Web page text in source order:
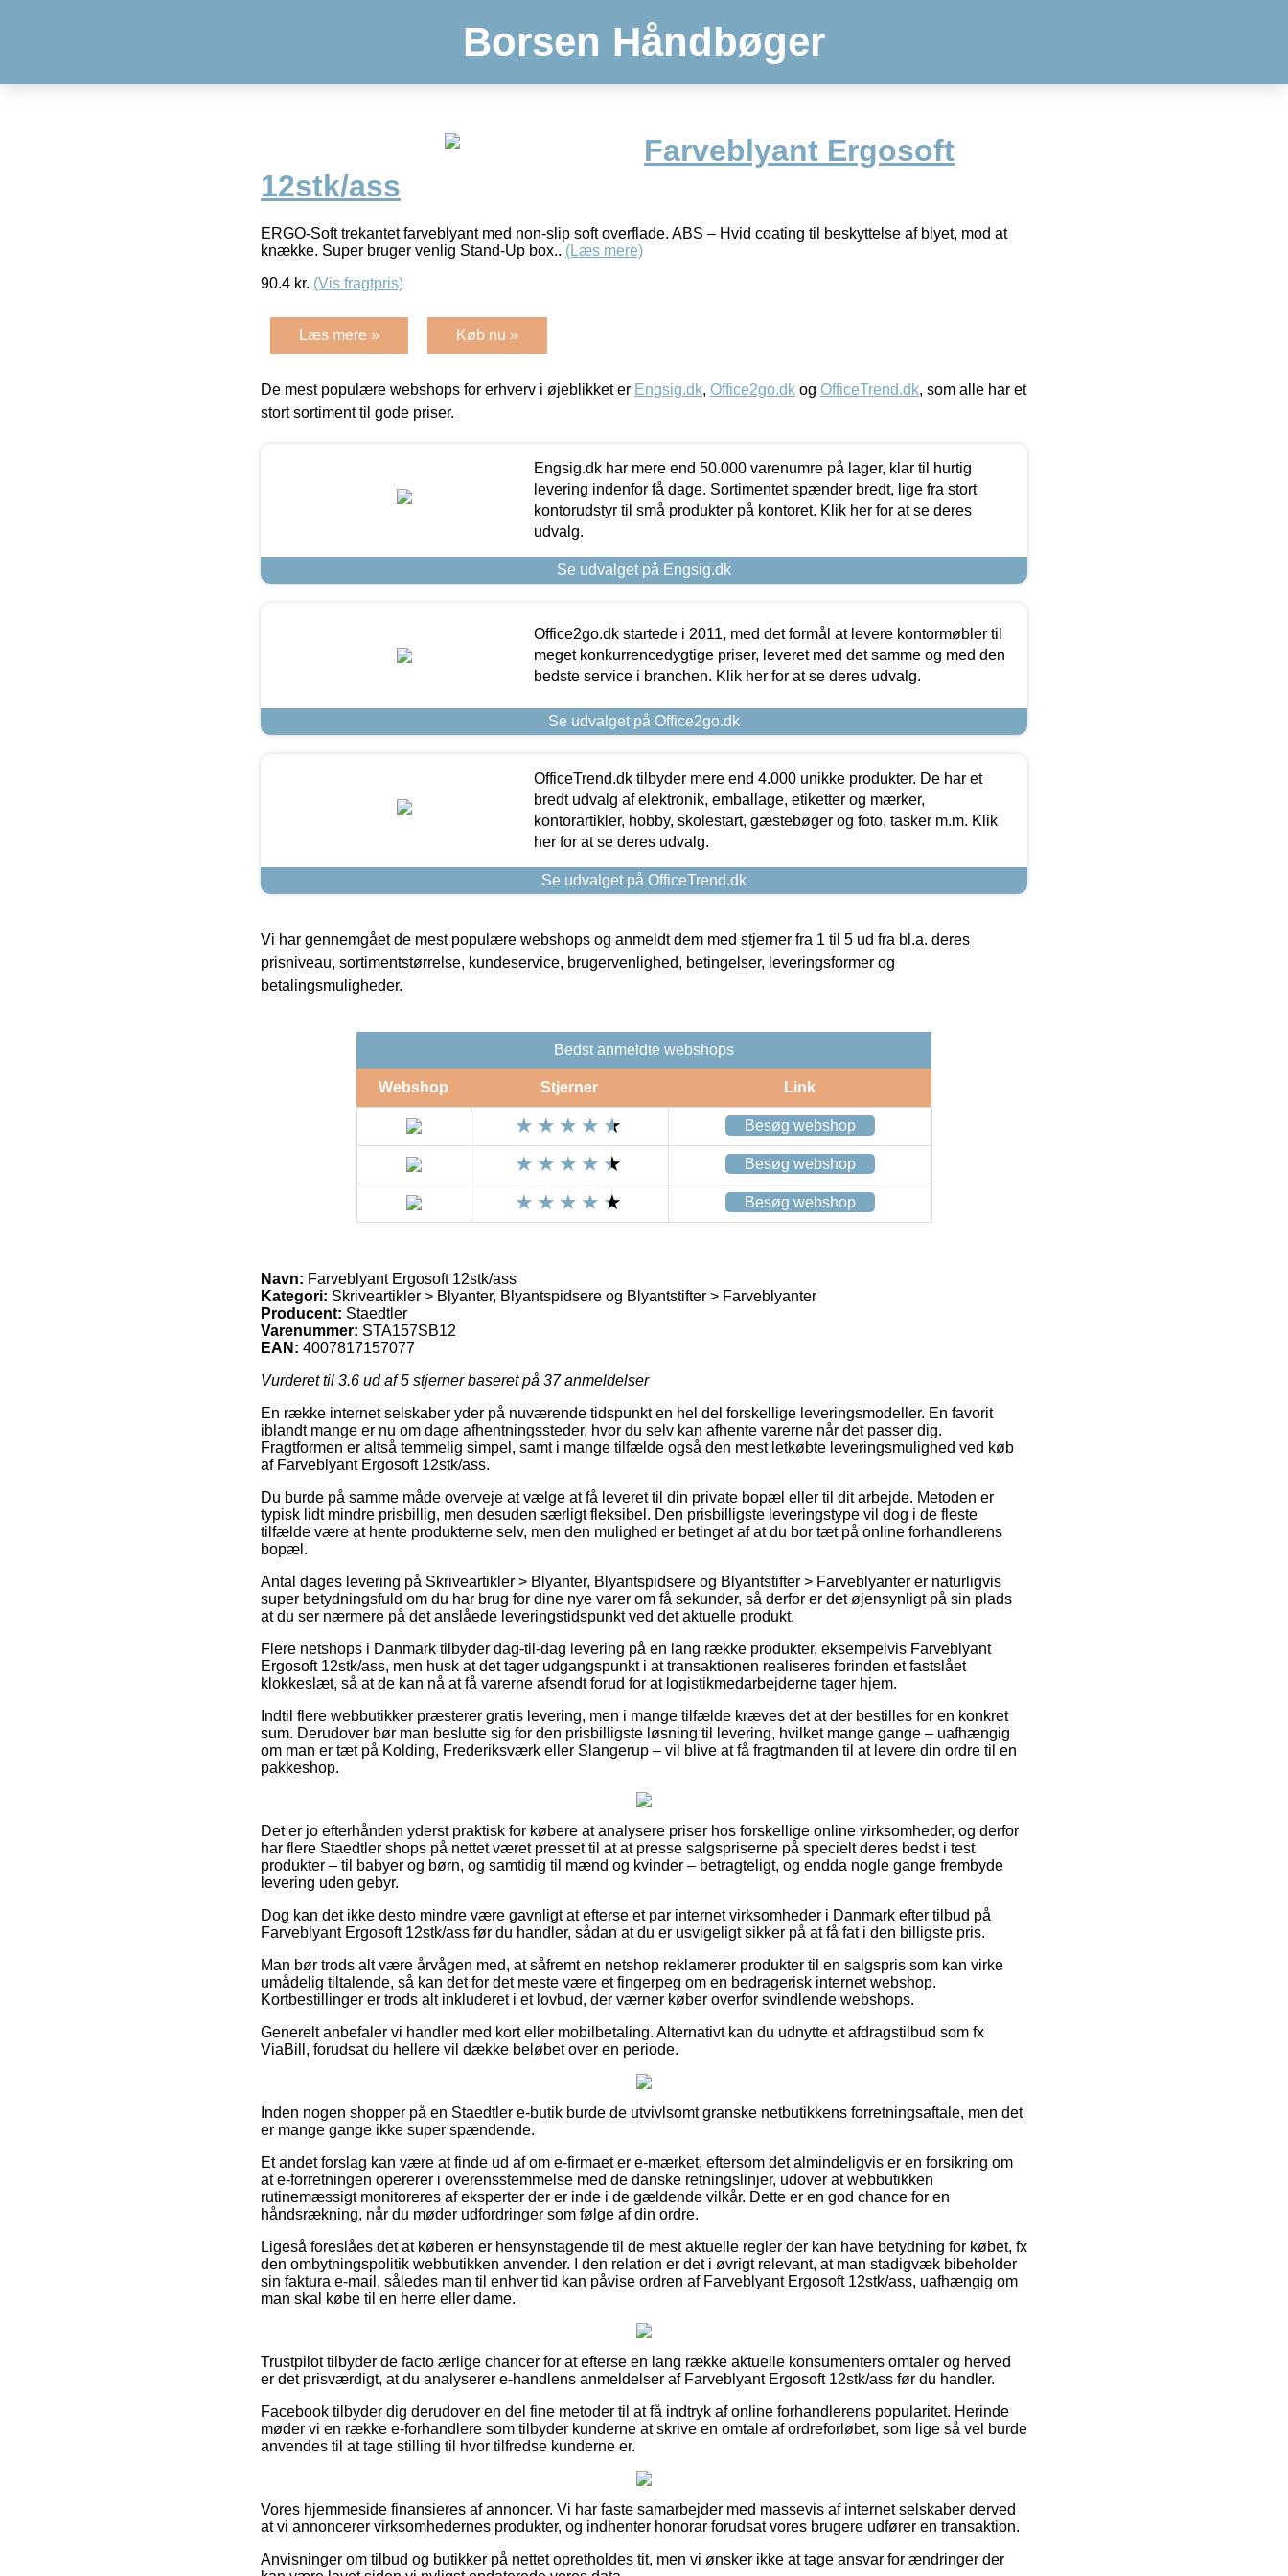
Borsen Håndbøger
Farveblyant Ergosoft
12stk/ass
ERGO-Soft trekantet farveblyant med non-slip soft overflade. ABS – Hvid coating til beskyttelse af blyet, mod at
knække. Super bruger venlig Stand-Up box.. (Læs mere)
90.4 kr. (Vis fragtpris)
Læs mere » Køb nu »
De mest populære webshops for erhverv i øjeblikket er Engsig.dk, Office2go.dk og OfficeTrend.dk, som alle har et
stort sortiment til gode priser.
Engsig.dk har mere end 50.000 varenumre på lager, klar til hurtig
levering indenfor få dage. Sortimentet spænder bredt, lige fra stort
kontorudstyr til små produkter på kontoret. Klik her for at se deres
udvalg.
Se udvalget på Engsig.dk
Office2go.dk startede i 2011, med det formål at levere kontormøbler til
meget konkurrencedygtige priser, leveret med det samme og med den
bedste service i branchen. Klik her for at se deres udvalg.
Se udvalget på Office2go.dk
OfficeTrend.dk tilbyder mere end 4.000 unikke produkter. De har et
bredt udvalg af elektronik, emballage, etiketter og mærker,
kontorartikler, hobby, skolestart, gæstebøger og foto, tasker m.m. Klik
her for at se deres udvalg.
Se udvalget på OfficeTrend.dk
Vi har gennemgået de mest populære webshops og anmeldt dem med stjerner fra 1 til 5 ud fra bl.a. deres
prisniveau, sortimentstørrelse, kundeservice, brugervenlighed, betingelser, leveringsformer og
betalingsmuligheder.
Bedst anmeldte webshops
Webshop Stjerner Link
Besøg webshop
Besøg webshop
Besøg webshop
Navn: Farveblyant Ergosoft 12stk/ass
Kategori: Skriveartikler > Blyanter, Blyantspidsere og Blyantstifter > Farveblyanter
Producent: Staedtler
Varenummer: STA157SB12
EAN: 4007817157077
Vurderet til 3.6 ud af 5 stjerner baseret på 37anmeldelser
En række internet selskaber yder på nuværende tidspunkt en hel del forskellige leveringsmodeller. En favorit
iblandt mange er nu om dage afhentningssteder, hvor du selv kan afhente varerne når det passer dig.
Fragtformen er altså temmelig simpel, samt i mange tilfælde også den mest letkøbte leveringsmulighed ved køb
af Farveblyant Ergosoft 12stk/ass.
Du burde på samme måde overveje at vælge at få leveret til din private bopæl eller til dit arbejde. Metoden er
typisk lidt mindre prisbillig, men desuden særligt fleksibel. Den prisbilligste leveringstype vil dog i de fleste
tilfælde være at hente produkterne selv, men den mulighed er betinget af at du bor tæt på online forhandlerens
bopæl.
Antal dages levering på Skriveartikler > Blyanter, Blyantspidsere og Blyantstifter > Farveblyanter er naturligvis
super betydningsfuld om du har brug for dine nye varer om få sekunder, så derfor er det øjensynligt på sin plads
at du ser nærmere på det anslåede leveringstidspunkt ved det aktuelle produkt.
Flere netshops i Danmark tilbyder dag-til-dag levering på en lang række produkter, eksempelvis Farveblyant
Ergosoft 12stk/ass, men husk at det tager udgangspunkt i at transaktionen realiseres forinden et fastslået
klokkeslæt, så at de kan nå at få varerne afsendt forud for at logistikmedarbejderne tager hjem.
Indtil flere webbutikker præsterer gratis levering, men i mange tilfælde kræves det at der bestilles for en konkret
sum. Derudover bør man beslutte sig for den prisbilligste løsning til levering, hvilket mange gange – uafhængig
om man er tæt på Kolding, Frederiksværk eller Slangerup – vil blive at få fragtmanden til at levere din ordre til en
pakkeshop.
Det er jo efterhånden yderst praktisk for købere at analysere priser hos forskellige online virksomheder, og derfor
har flere Staedtler shops på nettet været presset til at at presse salgspriserne på specielt deres bedst i test
produkter – til babyer og børn, og samtidig til mænd og kvinder – betragteligt, og endda nogle gange frembyde
levering uden gebyr.
Dog kan det ikke desto mindre være gavnligt at efterse et par internet virksomheder i Danmark efter tilbud på
Farveblyant Ergosoft 12stk/ass før du handler, sådan at du er usvigeligt sikker på at få fat i den billigste pris.
Man bør trods alt være årvågen med, at såfremt en netshop reklamerer produkter til en salgspris som kan virke
umådelig tiltalende, så kan det for det meste være et fingerpeg om en bedragerisk internet webshop.
Kortbestillinger er trods alt inkluderet i et lovbud, der værner køber overfor svindlende webshops.
Generelt anbefaler vi handler med kort eller mobilbetaling. Alternativt kan du udnytte et afdragstilbud som fx
ViaBill, forudsat du hellere vil dække beløbet over en periode.
Inden nogen shopper på en Staedtler e-butik burde de utvivlsomt granske netbutikkens forretningsaftale, men det
er mange gange ikke super spændende.
Et andet forslag kan være at finde ud af om e-firmaet er e-mærket, eftersom det almindeligvis er en forsikring om
at e-forretningen opererer i overensstemmelse med de danske retningslinjer, udover at webbutikken
rutinemæssigt monitoreres af eksperter der er inde i de gældende vilkår. Dette er en god chance for en
håndsrækning, når du møder udfordringer som følge af din ordre.
Ligeså foreslåes det at køberen er hensynstagende til de mest aktuelle regler der kan have betydning for købet, fx
den ombytningspolitik webbutikken anvender. I den relation er det i øvrigt relevant, at man stadigvæk bibeholder
sin faktura e-mail, således man til enhver tid kan påvise ordren af Farveblyant Ergosoft 12stk/ass, uafhængig om
man skal købe til en herre eller dame.
Trustpilot tilbyder de facto ærlige chancer for at efterse en lang række aktuelle konsumenters omtaler og herved
er det prisværdigt, at du analyserer e-handlens anmeldelser af Farveblyant Ergosoft 12stk/ass før du handler.
Facebook tilbyder dig derudover en del fine metoder til at få indtryk af online forhandlerens popularitet. Herinde
møder vi en række e-forhandlere som tilbyder kunderne at skrive en omtale af ordreforløbet, som lige så vel burde
anvendes til at tage stilling til hvor tilfredse kunderne er.
Vores hjemmeside finansieres af annoncer. Vi har faste samarbejder med massevis af internet selskaber derved
at vi annoncerer virksomhedernes produkter, og indhenter honorar forudsat vores brugere udfører en transaktion.
Anvisninger om tilbud og butikker på nettet opretholdes tit, men vi ønsker ikke at tage ansvar for ændringer der